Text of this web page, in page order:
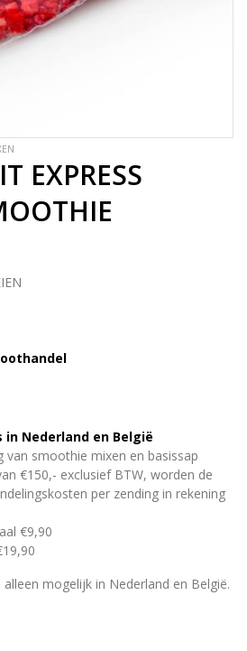
EXPRESS
Nederland en België
van smoothie mixen en basissap
€150,- exclusief BTW, worden de
per zending in rekening
€9,90
mogelijk in Nederland en België.